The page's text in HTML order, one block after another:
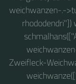
weichwanzen-.-
Zweifleck-